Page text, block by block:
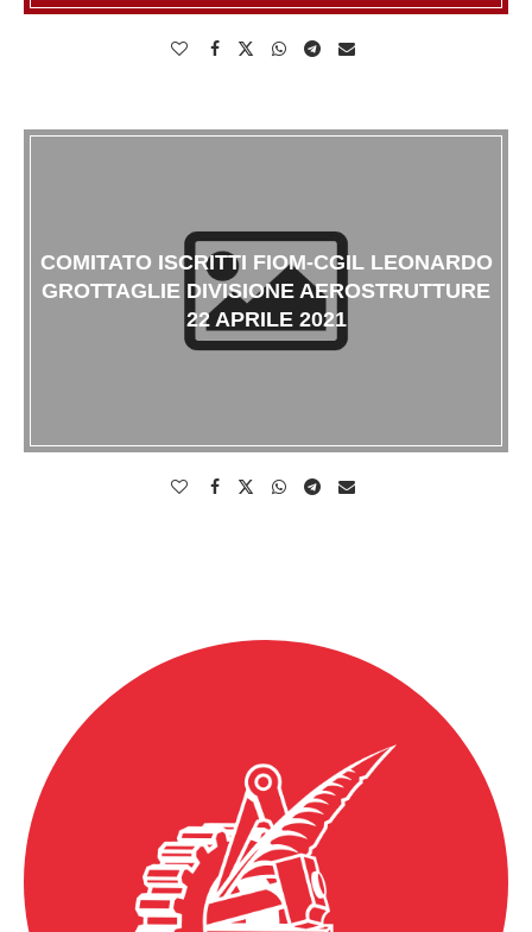
COMITATO ISCRITTI FIOM-CGIL LEONARDO
GROTTAGLIE DIVISIONE AEROSTRUTTURE
22 APRILE 2021